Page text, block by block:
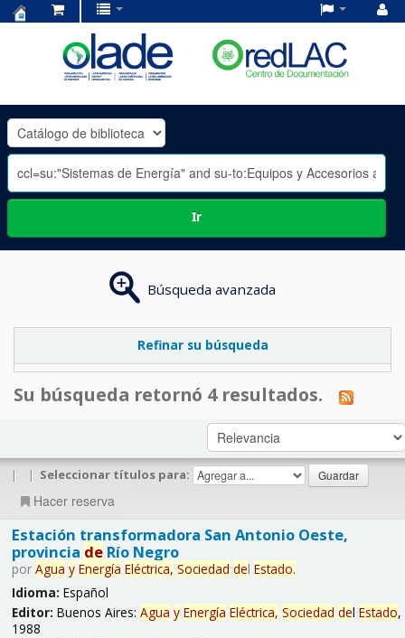
OLADE
-
Ir
Búsqueda avanzada
Refinar su búsqueda
Su búsqueda retornó 4 resultados.
| | Seleccionar títulos para:
Hacer reserva
Estación transformadora San Antonio Oeste,
provincia deRío Negro
por Agua y Energía Eléctrica, Sociedad del Estado.
Idioma: Español
Editor: Buenos Aires: Agua y Energía Eléctrica, Sociedad del Estado,
1988